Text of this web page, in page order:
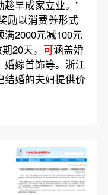
早成家立业。”
励以消费券形式
满2000元减100元
20天， 可涵盖婚
婚嫁首饰等。浙江
结婚的夫妇提供价